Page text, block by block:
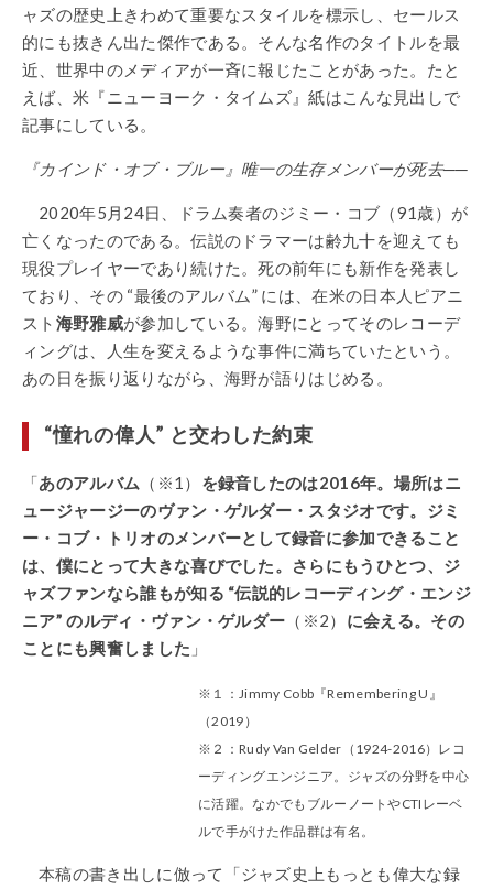
ャズの歴史上きわめて重要なスタイルを標示し、セールス
的にも抜きん出た傑作である。そんな名作のタイトルを最
近、世界中のメディアが一斉に報じたことがあった。たと
えば、米『ニューヨーク・タイムズ』紙はこんな見出しで
記事にしている。
『カインド・オブ・ブルー』唯一の生存メンバーが死去──
2020年5月24日、ドラム奏者のジミー・コブ（91歳）が
亡くなったのである。伝説のドラマーは齢九十を迎えても
現役プレイヤーであり続けた。死の前年にも新作を発表し
ており、その “最後のアルバム” には、在米の日本人ピアニ
スト 海野雅威が参加している。海野にとってそのレコーデ
ィングは、人生を変えるような事件に満ちていたという。
あの日を振り返りながら、海野が語りはじめる。
“憧れの偉人” と交わした約束
「あのアルバム （※1） を録音したのは2016年。場所はニ
ュージャージーのヴァン・ゲルダー・スタジオです。ジミ
ー・コブ・トリオのメンバーとして録音に参加できること
は、僕にとって大きな喜びでした。さらにもうひとつ、ジ
ャズファンなら誰もが知る “伝説的レコーディング・エンジ
ニア” のルディ・ヴァン・ゲルダー （※2） に会える。その
ことにも興奮しました 」
※１：Jimmy Cobb『Remembering U』
（2019）
※２：Rudy Van Gelder（1924-2016）レコ
ーディングエンジニア。ジャズの分野を中心
に活躍。なかでもブルーノートやCTIレーベ
ルで手がけた作品群は有名。
本稿の書き出しに倣って「ジャズ史上もっとも偉大な録